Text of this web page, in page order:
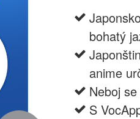
bohatý
anime
Neboj
S